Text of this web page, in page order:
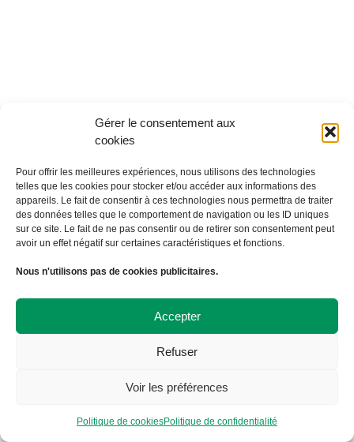
Gérer le consentement aux
cookies
Pour offrir les meilleures expériences, nous utilisons des technologies
telles que les cookies pour stocker et/ou accéder aux informations des
appareils. Le fait de consentir à ces technologies nous permettra de traiter
des données telles que le comportement de navigation ou les ID uniques
sur ce site. Le fait de ne pas consentir ou de retirer son consentement peut
avoir un effet négatif sur certaines caractéristiques et fonctions.
Nous n'utilisons pas de cookies publicitaires.
Accepter
Refuser
Voir les préférences
Politique de cookiesPolitique de confidentialité
108 avenue Victor Hugo
09 72 57 35 57
contact@abicyclette-tulle.fr
Copyright 2023 Association À Bicyclette
Politique de cookies